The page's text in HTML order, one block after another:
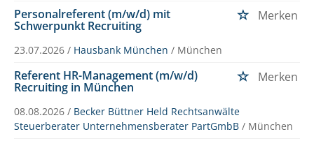
Personalreferent (m/w/d) mit
Schwerpunkt Recruiting
Merken
23.07.2026 / Hausbank München / München
Referent HR-Management (m/w/d)
Recruiting in München
Merken
08.08.2026 / Becker Büttner Held Rechtsanwälte
Steuerberater Unternehmensberater PartGmbB / München